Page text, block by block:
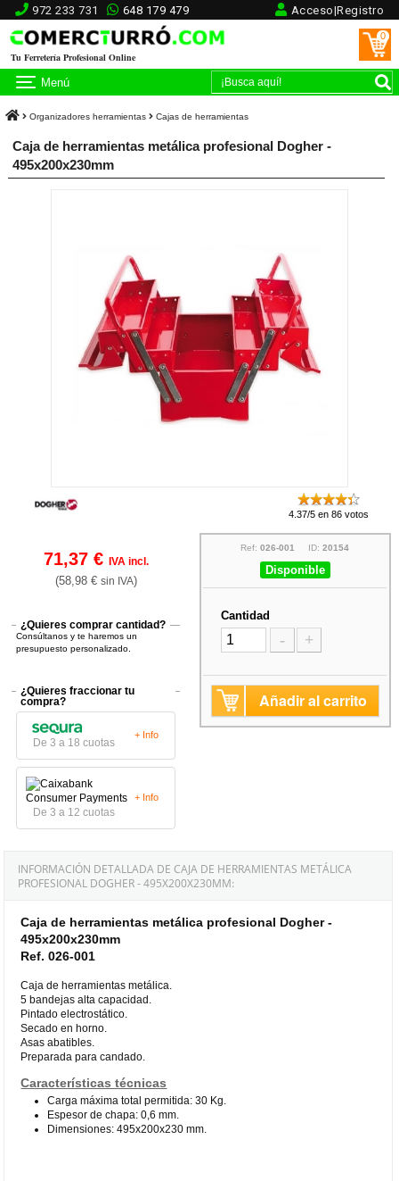
972 233 731 648 179 479 Acceso|Registro
Tu Ferretería Profesional Online
0
Menú
Organizadores herramientas Cajas de herramientas
Caja de herramientas metálica profesional Dogher -
495x200x230mm
4.37/5 en 86 votos
71,37 € IVA incl.
(58,98 € sin IVA)
¿Quieres comprar cantidad?
Consúltanos y te haremos un
presupuesto personalizado.
¿Quieres fraccionar tu
compra?
De 3 a 18 cuotas
+ Info
De 3 a 12 cuotas
+ Info
Ref:026-001 ID:20154
Disponible
Cantidad
- +
Añadir al carrito
INFORMACIÓN DETALLADA DE CAJA DE HERRAMIENTAS METÁLICA
PROFESIONAL DOGHER - 495X200X230MM:
Caja de herramientas metálica profesional Dogher -
495x200x230mm
Ref. 026-001
Caja de herramientas metálica.
5 bandejas alta capacidad.
Pintado electrostático.
Secado en horno.
Asas abatibles.
Preparada para candado.
Características técnicas
Carga máxima total permitida: 30 Kg.
Espesor de chapa: 0,6 mm.
Dimensiones: 495x200x230 mm.